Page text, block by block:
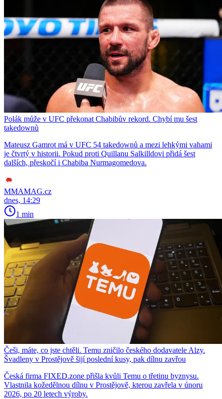
Polák může v UFC překonat Chabibův rekord. Chybí mu šest
takedownů
Mateusz Gamrot má v UFC 54 takedownů a mezi lehkými vahami
je čtvrtý v historii. Pokud proti Quillanu Salkilldovi přidá šest
dalších, přeskočí i Chabiba Nurmagomedova.
MMAMAG.cz
dnes, 14:29
1 min
Češi, máte, co jste chtěli. Temu zničilo českého dodavatele Alzy.
Švadleny v Prostějově šijí poslední kusy, pak dílnu zavřou
Česká firma FIXED.zone přišla kvůli Temu o třetinu byznysu.
Vlastnila kožedělnou dílnu v Prostějově, kterou zavřela v únoru
2026, po 20 letech výroby.